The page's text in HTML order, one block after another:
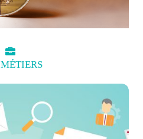
MÉTIERS